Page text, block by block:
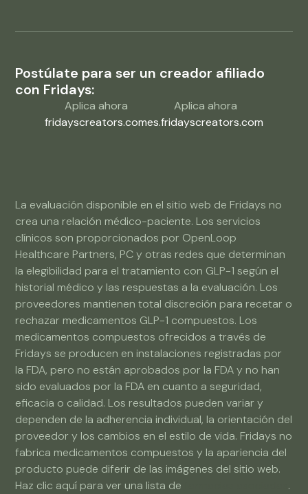
Postúlate para ser un creador afiliado
con Fridays:
Aplica ahora
fridayscreators.com
Aplica ahora
es.fridayscreators.com
La evaluación disponible en el sitio web de Fridays no
crea una relación médico-paciente. Los servicios
clínicos son proporcionados por OpenLoop
Healthcare Partners, PC y otras redes que determinan
la elegibilidad para el tratamiento con GLP-1 según el
historial médico y las respuestas a la evaluación. Los
proveedores mantienen total discreción para recetar o
rechazar medicamentos GLP-1 compuestos. Los
medicamentos compuestos ofrecidos a través de
Fridays se producen en instalaciones registradas por
la FDA, pero no están aprobados por la FDA y no han
sido evaluados por la FDA en cuanto a seguridad,
eficacia o calidad. Los resultados pueden variar y
dependen de la adherencia individual, la orientación del
proveedor y los cambios en el estilo de vida. Fridays no
fabrica medicamentos compuestos y la apariencia del
producto puede diferir de las imágenes del sitio web.
Haz clic aquí para ver una lista de
.